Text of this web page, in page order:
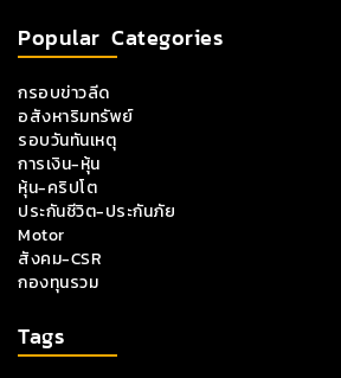
Popular Categories
กรอบข่าวลีด
อสังหาริมทรัพย์
รอบวันทันเหตุ
การเงิน-หุ้น
หุ้น-คริปโต
ประกันชีวิต-ประกันภัย
Motor
สังคม-CSR
กองทุนรวม
Tags